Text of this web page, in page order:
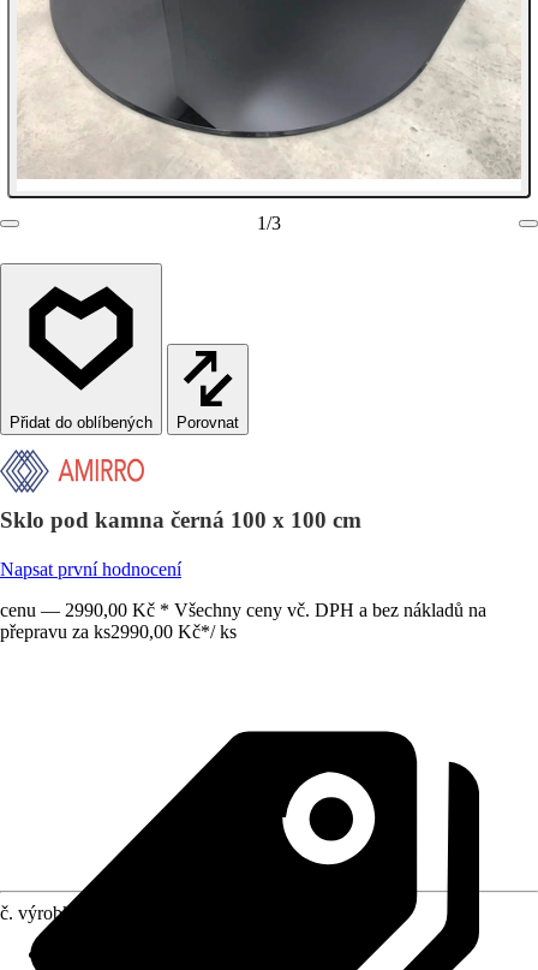
1/3
Porovnat
Sklo pod kamna černá 100 x 100 cm
Napsat první hodnocení
cenu — 2990,00 Kč * Všechny ceny vč. DPH a bez nákladů na
přepravu za ks2990,00 Kč*/ ks
č. výrobku